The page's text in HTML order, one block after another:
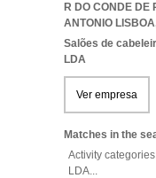
R DO CONDE DE
ANTONIO LISBOA
Salões de
LDA
Ver empresa
Matches in the
Activity
LDA...